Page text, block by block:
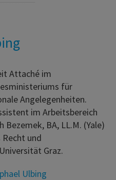
Attaché im
für
Angelegenheiten.
im Arbeitsbereich
Bezemek, BA, LL.M. (Yale)
und
Graz.
Ulbing